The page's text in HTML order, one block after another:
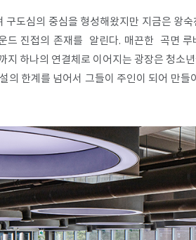
구도심의 중심을 형성해왔지만 지금은 왕
드 진접의 존재를 알린다. 매끈한 곡면
지 하나의 연결체로 이어지는 광장은 청소
의 한계를 넘어서 그들이 주인이 되어 만